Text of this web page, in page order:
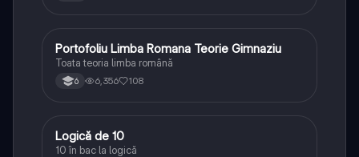
Limba și literatura română
Portofoliu Limba Romana Teorie Gimnaziu
Toata teoria limba română
6 6,356 108
Logică
Logică de 10
10 în bac la logică